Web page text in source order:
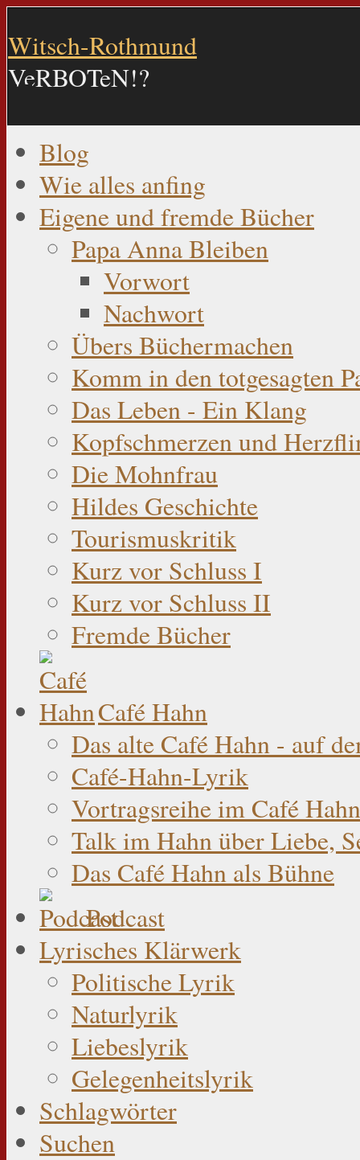
Witsch-Rothmund
VeRBOTeN!?
Blog
Wie alles anfing
Eigene und fremde Bücher
Papa Anna Bleiben
Vorwort
Nachwort
Übers Büchermachen
Komm in den totgesagten
Das Leben - Ein Klang
Kopfschmerzen und
Die Mohnfrau
Hildes Geschichte
Tourismuskritik
Kurz vor Schluss I
Kurz vor Schluss II
Fremde Bücher
Café Hahn
Das alte Café Hahn - auf
Café-Hahn-Lyrik
Vortragsreihe im Café
Talk im Hahn über Liebe,
Das Café Hahn als Bühne
Podcast
Lyrisches Klärwerk
Politische Lyrik
Naturlyrik
Liebeslyrik
Gelegenheitslyrik
Schlagwörter
Suchen